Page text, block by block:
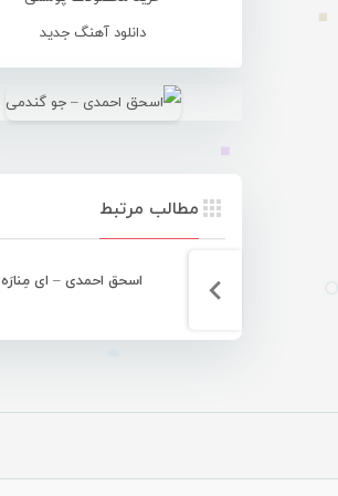
دانلود آهنگ جدید
مطالب مرتبط
اسحق احمدی – ای مِنارَه